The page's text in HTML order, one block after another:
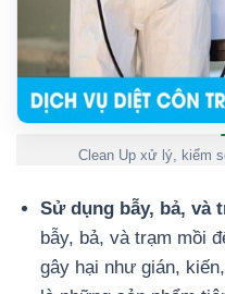
Clean Up xử lý, kiểm
Sử dụng bẫy, bả, và
bẫy, bả, và trạm mồi
gây hại như gián,